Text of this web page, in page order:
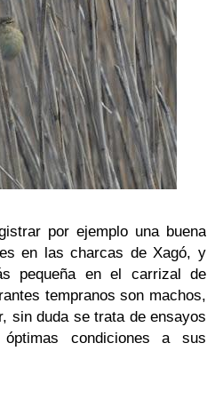
por ejemplo una buena
en las charcas de Xagó, y
pequeña en el carrizal de
tempranos son machos,
sin duda se trata de ensayos
condiciones a sus